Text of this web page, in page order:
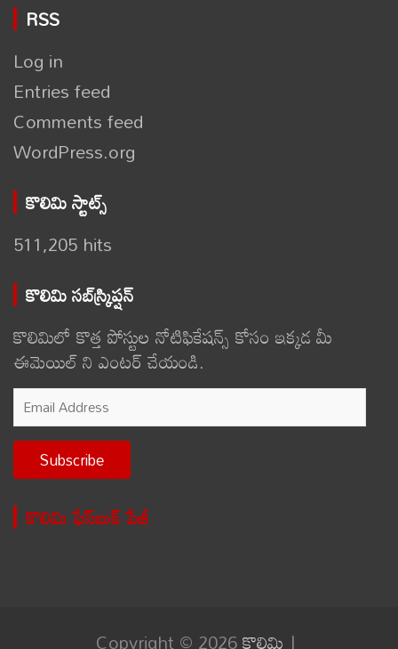
RSS
Log in
Entries feed
Comments feed
WordPress.org
కొలిమి స్టాట్స్
511,205 hits
కొలిమి సబ్‌స్క్రిప్షన్
కొలిమిలో కొత్త పోస్టుల నోటిఫికేషన్స్ కోసం ఇక్కడ మీ
ఈమెయిల్ ని ఎంటర్ చేయండి.
Email
Address
Subscribe
కొలిమి ఫేస్‌బుక్ పేజీ
Copyright © 2026కొలిమి